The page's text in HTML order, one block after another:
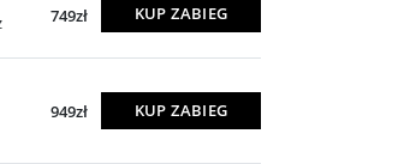
749zł KUP ZABIEG
949zł KUP ZABIEG